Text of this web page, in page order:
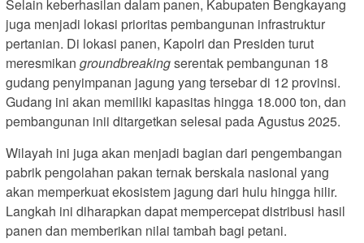
Selain keberhasilan dalam panen, Kabupaten Bengkayang
juga menjadi lokasi prioritas pembangunan infrastruktur
pertanian. Di lokasi panen, Kapolri dan Presiden turut
meresmikan groundbreakingserentak pembangunan 18
gudang penyimpanan jagung yang tersebar di 12 provinsi.
Gudang ini akan memiliki kapasitas hingga 18.000 ton, dan
pembangunan inii ditargetkan selesai pada Agustus 2025.
Wilayah ini juga akan menjadi bagian dari pengembangan
pabrik pengolahan pakan ternak berskala nasional yang
akan memperkuat ekosistem jagung dari hulu hingga hilir.
Langkah ini diharapkan dapat mempercepat distribusi hasil
panen dan memberikan nilai tambah bagi petani.